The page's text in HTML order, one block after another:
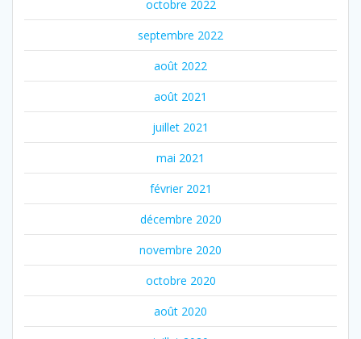
octobre 2022
septembre 2022
août 2022
août 2021
juillet 2021
mai 2021
février 2021
décembre 2020
novembre 2020
octobre 2020
août 2020